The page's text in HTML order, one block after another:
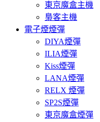
東京魔盒主機
梟客主機
電子煙煙彈
DIYA煙彈
ILIA煙彈
Kiss煙彈
LANA煙彈
RELX 煙彈
SP2S煙彈
東京魔盒煙彈